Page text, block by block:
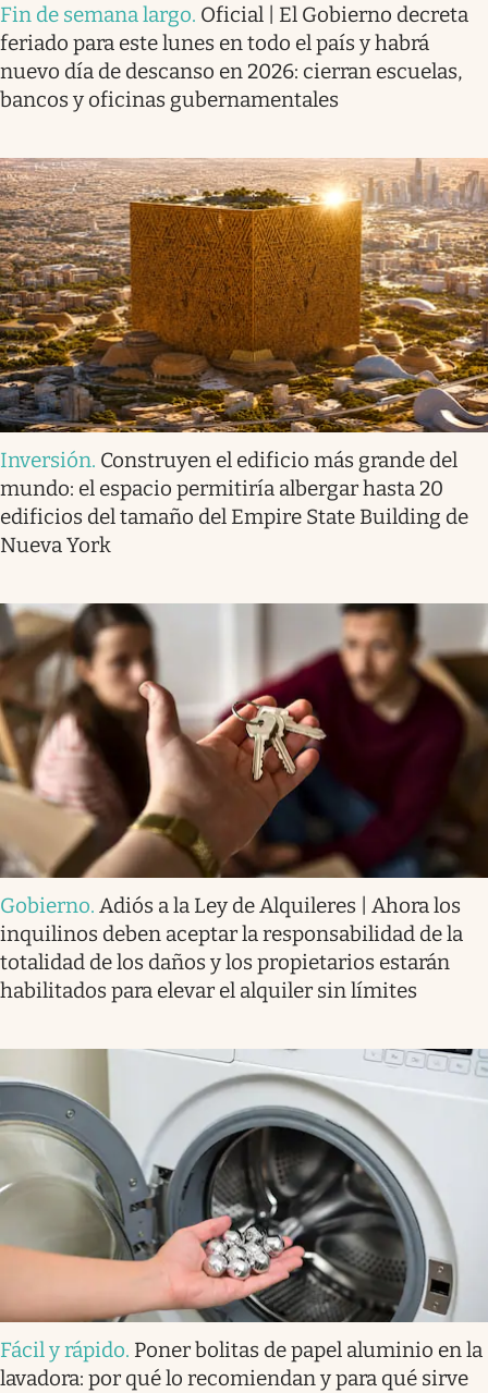
Fin de semana largo. Oficial | El Gobierno decreta
feriado para este lunes en todo el país y habrá
nuevo día de descanso en 2026: cierran escuelas,
bancos y oficinas gubernamentales
Inversión. Construyen el edificio más grande del
mundo: el espacio permitiría albergar hasta 20
edificios del tamaño del Empire State Building de
Nueva York
Gobierno. Adiós a la Ley de Alquileres | Ahora los
inquilinos deben aceptar la responsabilidad de la
totalidad de los daños y los propietarios estarán
habilitados para elevar el alquiler sin límites
Fácil y rápido. Poner bolitas de papel aluminio en la
lavadora: por qué lo recomiendan y para qué sirve